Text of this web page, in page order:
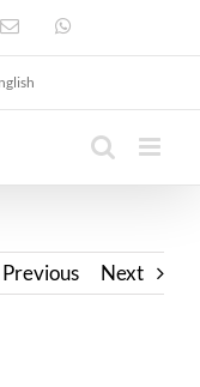
Email
Previous Next